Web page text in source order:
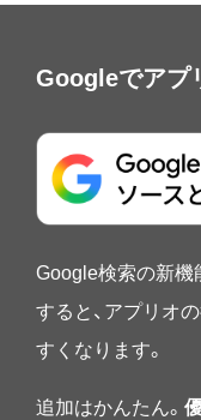
Googleでアプ
Google検索の新機
すると、アプリオ
すくなります。
追加はかんたん。